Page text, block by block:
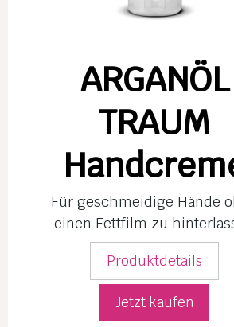
ARGANÖL
TRAUM
Für geschmeidige Hände
einen Fettfilm zu
Produktdetails
Jetzt kaufen